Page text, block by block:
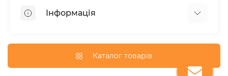
Інформація
Доставка та оплата
Каталог товарів